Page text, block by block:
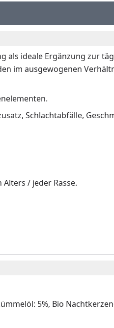
ideale Ergänzung zur
im ausgewogenen
Schlachtabfälle,
/ jeder Rasse.
5%, Bio